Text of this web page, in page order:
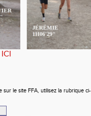
ICI
le site FFA, utilisez la rubrique ci-